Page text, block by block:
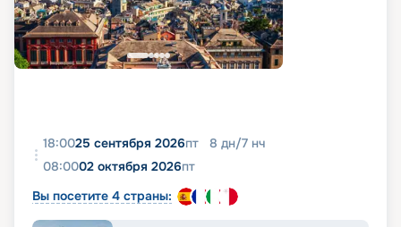
18:0025 сентября 2026пт 8 дн/7 нч
08:0002 октября 2026пт
Вы посетите 4 страны: